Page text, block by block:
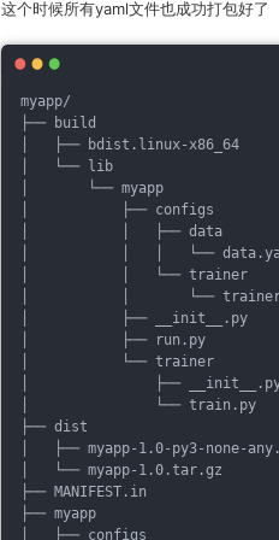
这个时候所有yaml文件也成功打包好了
myapp/
├── build
│   ├── bdist.linux-x86_64
│   └── lib
│       └── myapp
│           ├── configs
│           │   ├── data
│           │   │   └──
│           │   └── trainer
│           │       └──
│           ├── __init__.py
│           ├── run.py
│           └── trainer
│               ├──
│               └── train.py
├── dist
│   ├── myapp-1.0-py3-none-
│   └── myapp-1.0.tar.gz
├── MANIFEST.in
├── myapp
│   ├── configs